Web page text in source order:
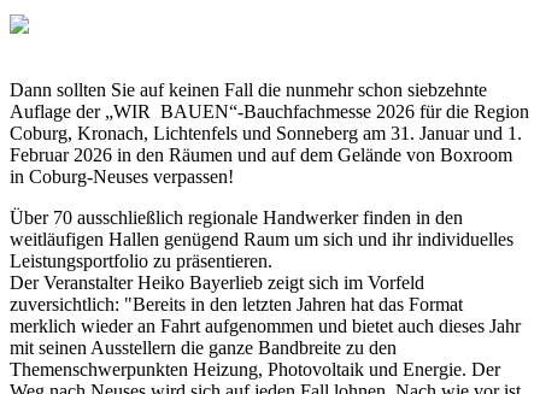
Dann sollten Sie auf keinen Fall die nunmehr schon siebzehnte
Auflage der „WIR BAUEN“-Bauchfachmesse 2026 für die Region
Coburg, Kronach, Lichtenfels und Sonneberg am 31. Januar und 1.
Februar 2026 in den Räumen und auf dem Gelände von Boxroom
in Coburg-Neuses verpassen!
Über 70 ausschließlich regionale Handwerker finden in den
weitläufigen Hallen genügend Raum um sich und ihr individuelles
Leistungsportfolio zu präsentieren.
Der Veranstalter Heiko Bayerlieb zeigt sich im Vorfeld
zuversichtlich: "Bereits in den letzten Jahren hat das Format
merklich wieder an Fahrt aufgenommen und bietet auch dieses Jahr
mit seinen Ausstellern die ganze Bandbreite zu den
Themenschwerpunkten Heizung, Photovoltaik und Energie. Der